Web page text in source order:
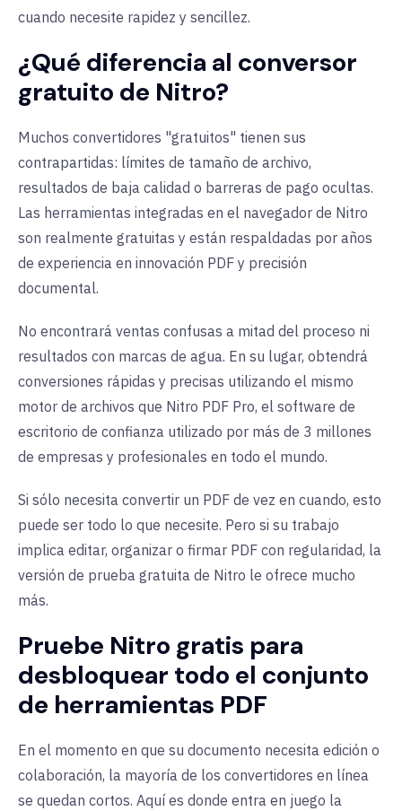
cuando necesite rapidez y sencillez.
¿Qué diferencia al conversor
gratuito de Nitro?
Muchos convertidores "gratuitos" tienen sus
contrapartidas: límites de tamaño de archivo,
resultados de baja calidad o barreras de pago ocultas.
Las herramientas integradas en el navegador de Nitro
son realmente gratuitas y están respaldadas por años
de experiencia en innovación PDF y precisión
documental.
No encontrará ventas confusas a mitad del proceso ni
resultados con marcas de agua. En su lugar, obtendrá
conversiones rápidas y precisas utilizando el mismo
motor de archivos que Nitro PDF Pro, el software de
escritorio de confianza utilizado por más de 3 millones
de empresas y profesionales en todo el mundo.
Si sólo necesita convertir un PDF de vez en cuando, esto
puede ser todo lo que necesite. Pero si su trabajo
implica editar, organizar o firmar PDF con regularidad, la
versión de prueba gratuita de Nitro le ofrece mucho
más.
Pruebe Nitro gratis para
desbloquear todo el conjunto
de herramientas PDF
En el momento en que su documento necesita edición o
colaboración, la mayoría de los convertidores en línea
se quedan cortos. Aquí es donde entra en juego la